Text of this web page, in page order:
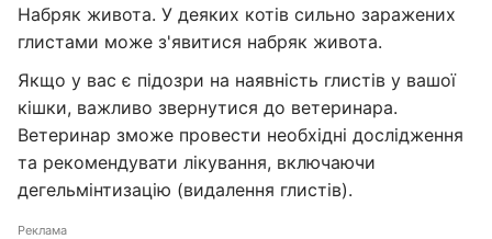
Набряк живота. У деяких котів сильно заражених
глистами може з'явитися набряк живота.
Якщо у вас є підозри на наявність глистів у вашої
кішки, важливо звернутися до ветеринара.
Ветеринар зможе провести необхідні дослідження
та рекомендувати лікування, включаючи
дегельмінтизацію (видалення глистів).
Реклама